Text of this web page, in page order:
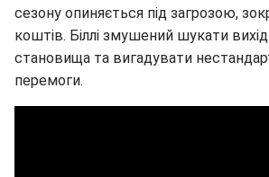
сезону опиняється під загрозою,
коштів. Біллі змушений шукати вихід
становища та вигадувати
перемоги.